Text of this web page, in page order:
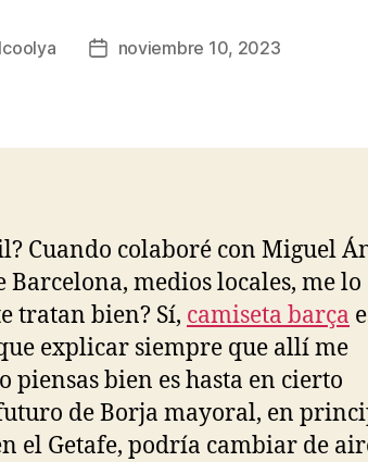
Fechanoviembre 10, 2023
Cuando colaboré con Miguel
Barcelona, medios locales, me lo
tratan bien? Sí, camiseta barça
explicar siempre que allí me
piensas bien es hasta en cierto
de Borja mayoral, en
el Getafe, podría cambiar de